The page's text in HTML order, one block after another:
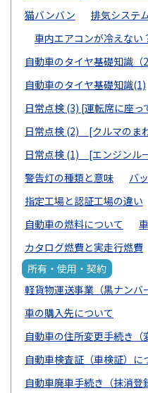
猫バンバン
排気システ
車内エアコンが冷えない
自動車のタイヤ基礎知識（2
自動車のタイヤ基礎知識(1)
日常点検 (3) [運転席に座っ
日常点検 (2) [クルマのま
日常点検 (1) [エンジンル
警告灯の種類と意味
バ
指定工場と認証工場の違い
自動車の燃料について
カタログ燃費と実走行燃費
所有・使用・契約
軽貨物運送事業（黒ナンバ
車の購入先について
自動車の住所変更手続き（
自動車検査証（車検証）に
自動車廃車手続き（抹消登